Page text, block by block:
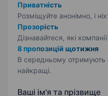
Приватність
Розміщуйте анонімно, і
Прозорість
Дізнавайтеся, які
8 пропозицій щотижня
В середньому отримують
найкращі.
Ваші ім'я та прізвище